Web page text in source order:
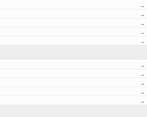
..
..
..
..
..
..
..
..
..
..